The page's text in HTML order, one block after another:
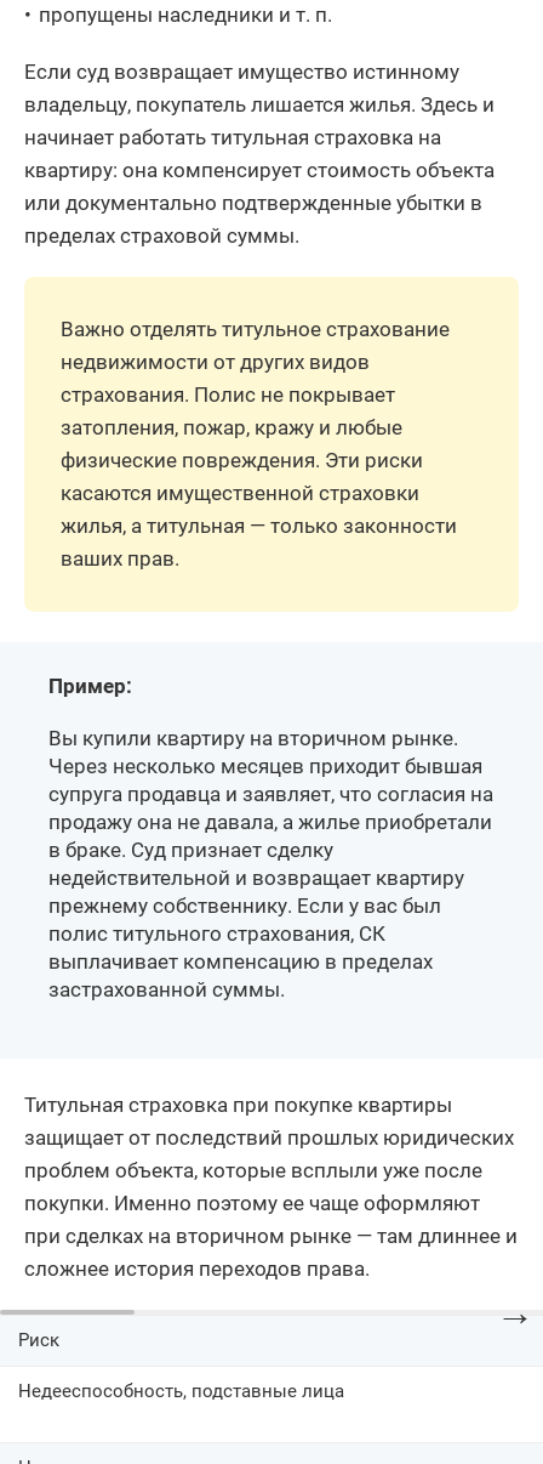
пропущены наследники и т. п.
Если суд возвращает имущество истинному
владельцу, покупатель лишается жилья. Здесь и
начинает работать титульная страховка на
квартиру: она компенсирует стоимость объекта
или документально подтвержденные убытки в
пределах страховой суммы.
Важно отделять титульное страхование
недвижимости от других видов
страхования. Полис не покрывает
затопления, пожар, кражу и любые
физические повреждения. Эти риски
касаются имущественной страховки
жилья, а титульная — только законности
ваших прав.
Пример:
Вы купили квартиру на вторичном рынке.
Через несколько месяцев приходит бывшая
супруга продавца и заявляет, что согласия на
продажу она не давала, а жилье приобретали
в браке. Суд признает сделку
недействительной и возвращает квартиру
прежнему собственнику. Если у вас был
полис титульного страхования, СК
выплачивает компенсацию в пределах
застрахованной суммы.
Титульная страховка при покупке квартиры
защищает от последствий прошлых юридических
проблем объекта, которые всплыли уже после
покупки. Именно поэтому ее чаще оформляют
при сделках на вторичном рынке — там длиннее и
сложнее история переходов права.
→
Риск
Недееспособность, подставные лица